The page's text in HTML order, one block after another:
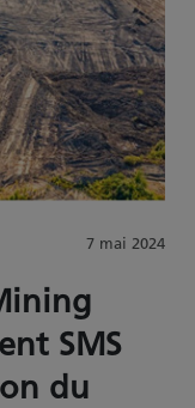
7 mai 2024
SMS
du